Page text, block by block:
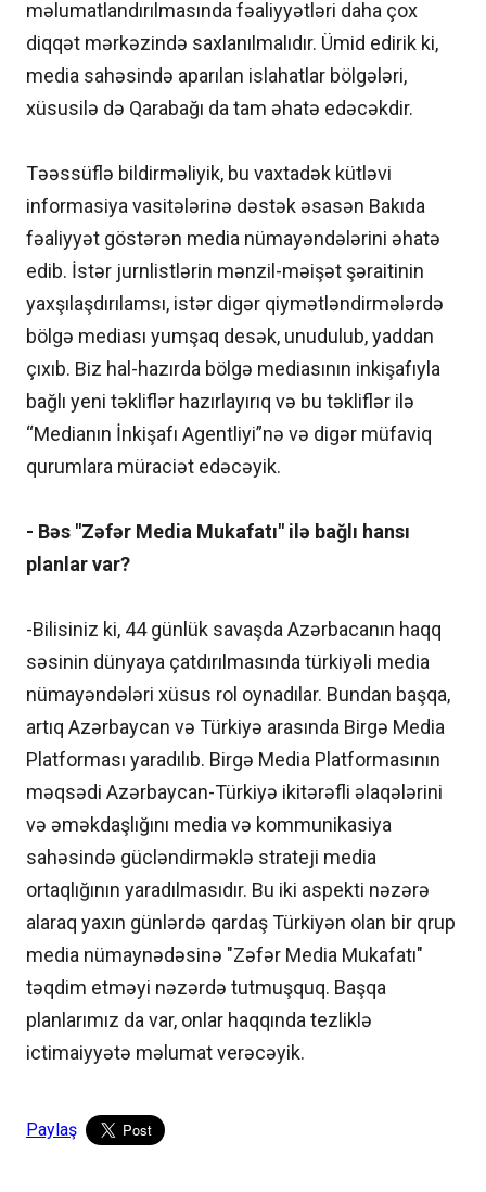
məlumatlandırılmasında fəaliyyətləri daha çox
diqqət mərkəzində saxlanılmalıdır. Ümid edirik ki,
media sahəsində aparılan islahatlar bölgələri,
xüsusilə də Qarabağı da tam əhatə edəcəkdir.
Təəssüflə bildirməliyik, bu vaxtadək kütləvi
informasiya vasitələrinə dəstək əsasən Bakıda
fəaliyyət göstərən media nümayəndələrini əhatə
edib. İstər jurnlistlərin mənzil-məişət şəraitinin
yaxşılaşdırılamsı, istər digər qiymətləndirmələrdə
bölgə mediası yumşaq desək, unudulub, yaddan
çıxıb. Biz hal-hazırda bölgə mediasının inkişafıyla
bağlı yeni təkliflər hazırlayırıq və bu təkliflər ilə
“Medianın İnkişafı Agentliyi”nə və digər müfaviq
qurumlara müraciət edəcəyik.
- Bəs "Zəfər Media Mukafatı" ilə bağlı hansı
planlar var?
-Bilisiniz ki, 44 günlük savaşda Azərbacanın haqq
səsinin dünyaya çatdırılmasında türkiyəli media
nümayəndələri xüsus rol oynadılar. Bundan başqa,
artıq Azərbaycan və Türkiyə arasında Birgə Media
Platforması yaradılıb. Birgə Media Platformasının
məqsədi Azərbaycan-Türkiyə ikitərəfli əlaqələrini
və əməkdaşlığını media və kommunikasiya
sahəsində gücləndirməklə strateji media
ortaqlığının yaradılmasıdır. Bu iki aspekti nəzərə
alaraq yaxın günlərdə qardaş Türkiyən olan bir qrup
media nümaynədəsinə "Zəfər Media Mukafatı"
təqdim etməyi nəzərdə tutmuşquq. Başqa
planlarımız da var, onlar haqqında tezliklə
ictimaiyyətə məlumat verəcəyik.
Paylaş